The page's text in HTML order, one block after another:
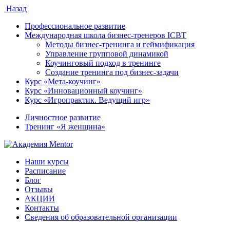
Назад
Профессиональное развитие
Международная школа бизнес-тренеров ICBT
Методы бизнес-тренинга и геймификация
Управление групповой динамикой
Коучинговый подход в тренинге
Создание тренинга под бизнес-задачи
Курс «Мета-коучинг»
Курс «Инновационный коучинг»
Курс «Игропрактик. Ведущий игр»
Личностное развитие
Тренинг «Я женщина»
Наши курсы
Расписание
Блог
Отзывы
АКЦИИ
Контакты
Сведения об образовательной организации